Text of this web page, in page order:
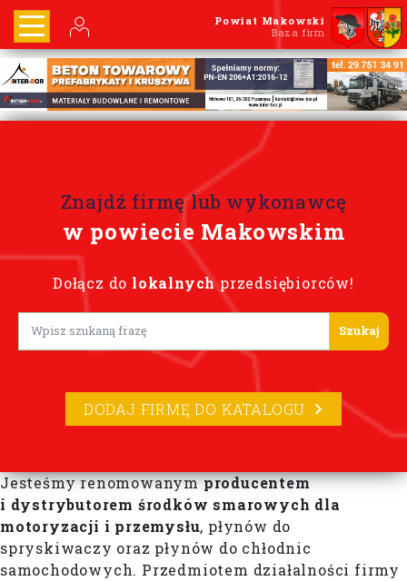
Powiat Makowski
Baza firm
Znajdź firmę lub wykonawcę
w powiecie Makowskim
Dołącz do lokalnych przedsiębiorców!
Lorem ipsum
DODAJ FIRMĘ DO KATALOGU
Jesteśmy renomowanymproducentem
i dystrybutorem środków smarowych dla
motoryzacji i przemysłu, płynów do
spryskiwaczy oraz płynów do chłodnic
samochodowych. Przedmiotem działalności firmy